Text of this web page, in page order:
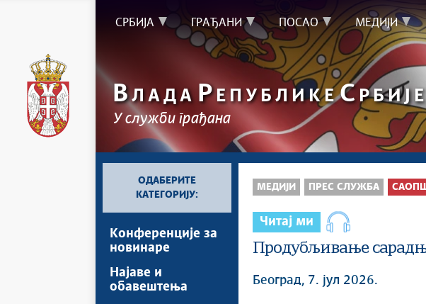
СРБИЈА ГРАЂАНИ ПОСАО МЕДИЈИ
ВЛАДА Р ЕПУБЛИКЕС РБИЈЕ
У служби грађана
ОДАБЕРИТЕ
КАТЕГОРИЈУ:
Kонференцијe за
новинаре
Најавe и
обавештења
МЕДИЈИ ПРЕС СЛУЖБА
Читај ми
Продубљивање
Београд, 7. јул 2026.